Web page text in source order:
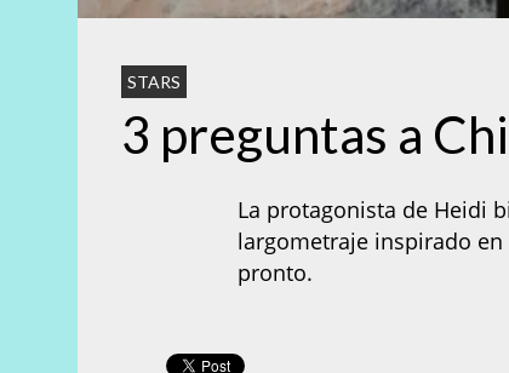
STARS
3 preguntas a
La protagonista de Heidi
largometraje inspirado
pronto.